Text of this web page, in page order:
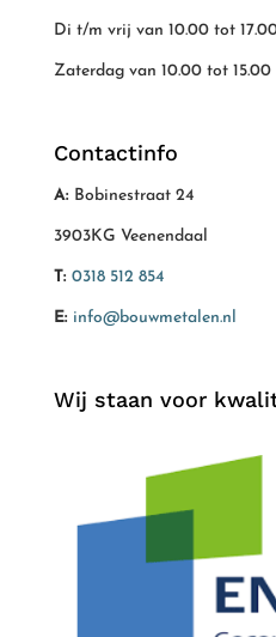
Di t/m vrij van 10.00 tot
Zaterdag van 10.00 tot 15.00
Contactinfo
A: Bobinestraat 24
3903KG Veenendaal
T: 0318 512 854
E: info@bouwmetalen.nl
Wij staan voor